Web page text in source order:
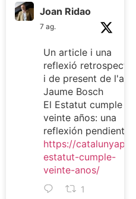
Joan Ridao
7 ag.
Un article i una
reflexió
i de present de
Jaume Bosch
El Estatut cumple
veinte años: una
reflexión pendiente
https://
estatut-cumple-
veinte-anos/
1